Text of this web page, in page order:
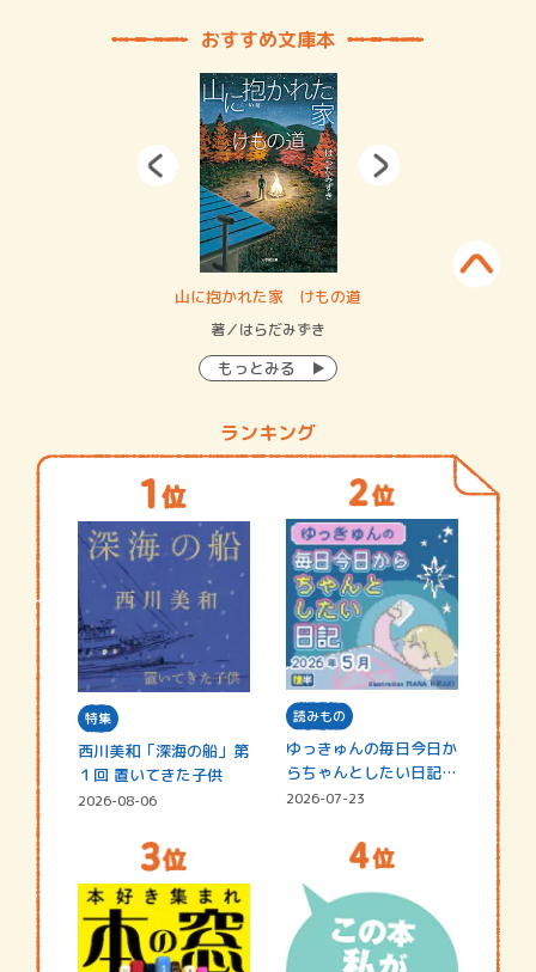
おすすめ文庫本
山に抱かれた家 けもの道
著／はらだみずき
もっとみる
ランキング
特集
西川美和「深海の船」第
１回 置いてきた子供
2026-08-06
読みもの
ゆっきゅんの毎日今日か
らちゃんとしたい日記
☆202…
2026-07-23